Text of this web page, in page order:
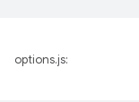
options.js: